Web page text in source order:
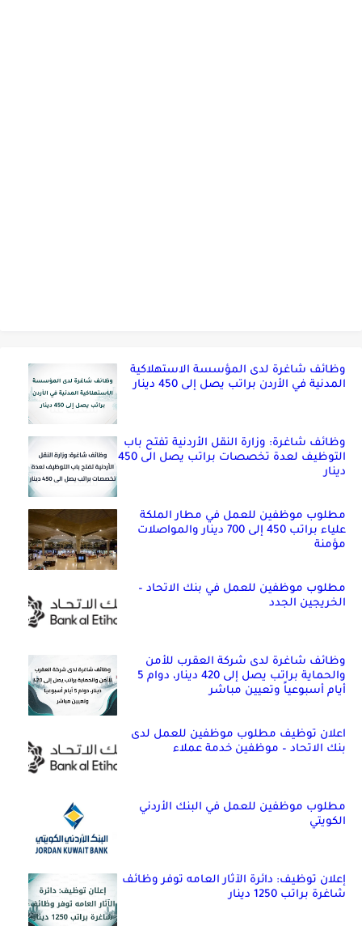
وظائف شاغرة لدى المؤسسة الاستهلاكية
المدنية في الأردن براتب يصل إلى 450 دينار
وظائف شاغرة: وزارة النقل الأردنية تفتح باب
التوظيف لعدة تخصصات براتب يصل الى 450
دينار
مطلوب موظفين للعمل في مطار الملكة
علياء براتب 450 إلى 700 دينار والمواصلات
مؤمنة
مطلوب موظفين للعمل في بنك الاتحاد –
الخريجين الجدد
وظائف شاغرة لدى شركة العقرب للأمن
والحماية براتب يصل إلى 420 دينار، دوام 5
أيام أسبوعياً وتعيين مباشر
اعلان توظيف مطلوب موظفين للعمل لدى
بنك الاتحاد – موظفين خدمة عملاء
مطلوب موظفين للعمل في البنك الأردني
الكويتي
إعلان توظيف: دائرة الآثار العامه توفر وظائف
شاغرة براتب 1250 دينار